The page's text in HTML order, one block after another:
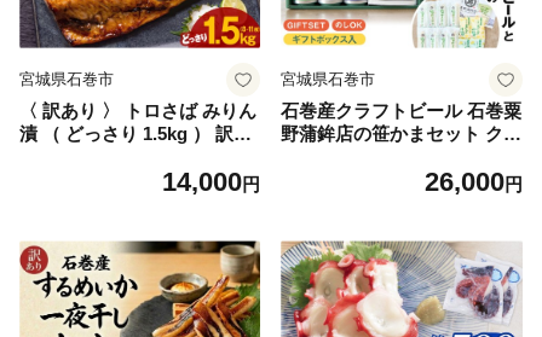
宮城県石巻市
〈 訳あり 〉 トロさば みりん
漬 （ どっさり 1.5kg ） 訳ア
ト 漬魚 魚 魚介 魚介類 海鮮
14,000円
宮城県石巻市
石巻産クラフトビール 石巻粟
野蒲鉾店の笹かまセット クラ
宮城県 宮城
26,000円